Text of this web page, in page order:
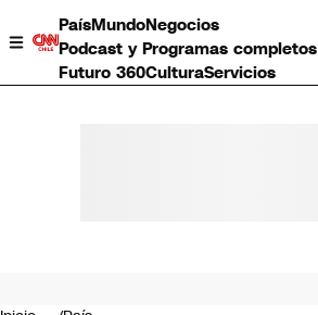
PaísMundoNegocios
Podcast y Programas completos
Futuro 360CulturaServicios